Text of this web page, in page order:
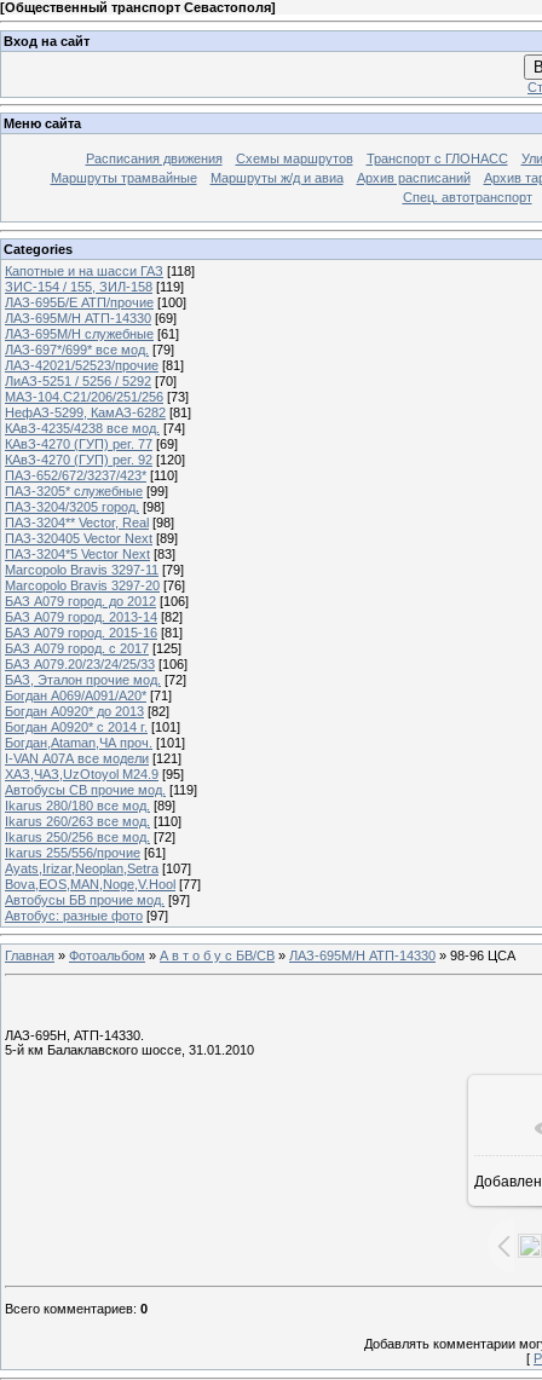
[Общественный транспорт Севастополя]
Вход на сайт
Меню сайта
Расписания движения Схемы маршрутов Транспорт с ГЛОНАСС
Маршруты трамвайные
Маршруты ж/д и авиа Архив расписаний
Архив
Спец. автотранспорт
Categories
Капотные и на шасси ГАЗ [118]
ЗИС-154 / 155, ЗИЛ-158 [119]
ЛАЗ-695Б/Е АТП/прочие [100]
ЛАЗ-695М/Н АТП-14330 [69]
ЛАЗ-695М/Н служебные [61]
ЛАЗ-697*/699* все мод. [79]
ЛАЗ-42021/52523/прочие [81]
ЛиАЗ-5251 / 5256 / 5292 [70]
МАЗ-104.C21/206/251/256 [73]
НефАЗ-5299, КамАЗ-6282 [81]
КАвЗ-4235/4238 все мод. [74]
КАвЗ-4270 (ГУП) рег. 77 [69]
КАвЗ-4270 (ГУП) рег. 92 [120]
ПАЗ-652/672/3237/423* [110]
ПАЗ-3205* служебные [99]
ПАЗ-3204/3205 город. [98]
ПАЗ-3204** Vector, Real [98]
ПАЗ-320405 Vector Next [89]
ПАЗ-3204*5 Vector Next [83]
Marcopolo Bravis 3297-11 [79]
Marcopolo Bravis 3297-20 [76]
БАЗ А079 город. до 2012 [106]
БАЗ А079 город. 2013-14 [82]
БАЗ А079 город. 2015-16 [81]
БАЗ А079 город. с 2017 [125]
БАЗ А079.20/23/24/25/33 [106]
БАЗ, Эталон прочие мод. [72]
Богдан А069/А091/А20* [71]
Богдан А0920* до 2013 [82]
Богдан А0920* с 2014 г. [101]
Богдан,Ataman,ЧА проч. [101]
I-VAN А07А все модели [121]
ХАЗ,ЧАЗ,UzOtoyol M24.9 [95]
Автобусы СВ прочие мод. [119]
Ikarus 280/180 все мод. [89]
Ikarus 260/263 все мод. [110]
Ikarus 250/256 все мод. [72]
Ikarus 255/556/прочие [61]
Ayats,Irizar,Neoplan,Setra [107]
Bova,EOS,MAN,Noge,V.Hool [77]
Автобусы БВ прочие мод. [97]
Автобус: разные фото [97]
Главная » Фотоальбом » А в т о б у с БВ/СВ » ЛАЗ-695М/Н АТП-14330 » 98-96 ЦСА
ЛАЗ-695Н, АТП-14330.
5-й км Балаклавского шоссе, 31.01.2010
Всего комментариев: 0
Добавлять комментарии
[